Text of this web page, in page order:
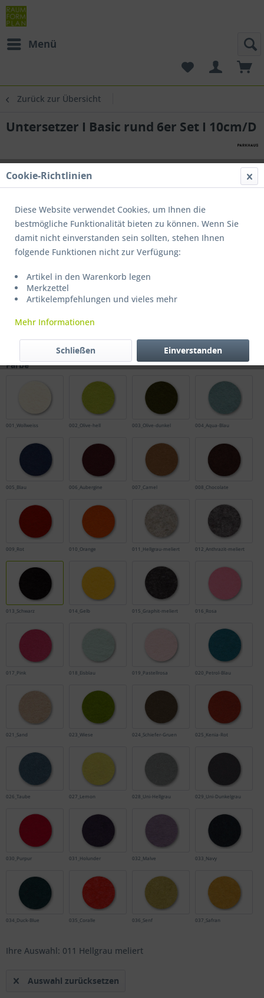
Menü
Zurück zur Übersicht
Untersetzer I Basic rund 6er Set I 10cm/D
3,70 € *
Lieferzeit ca. 2-4 Werktage
Farbe
001_Wollweiss 002_Olive-hell 003_Olive-dunkel 004_Aqua-Blau
005_Blau 006_Aubergine 007_Camel 008_Chocolate
009_Rot 010_Orange 011_Hellgrau-meliert 012_Anthrazit-meliert
013_Schwarz 014_Gelb 015_Graphit-meliert 016_Rosa
017_Pink 018_Eisblau 019_Pastellrosa 020_Petrol-Blau
021_Sand 023_Wiese 024_Schiefer-Gruen 025_Kenia-Rot
026_Taube 027_Lemon 028_Uni-Hellgrau 029_Uni-Dunkelgrau
030_Purpur 031_Holunder 032_Malve 033_Navy
034_Duck-Blue 035_Coralle 036_Senf 037_Safran
Ihre Auswahl: 011 Hellgrau meliert
Auswahl zurücksetzen
Cookie-Richtlinien
Diese Website verwendet Cookies, um Ihnen die
bestmögliche Funktionalität bieten zu können. Wenn Sie
damit nicht einverstanden sein sollten, stehen Ihnen
folgende Funktionen nicht zur Verfügung:
Artikel in den Warenkorb legen
Merkzettel
Artikelempfehlungen und vieles mehr
Mehr Informationen
Einverstanden
Schließen